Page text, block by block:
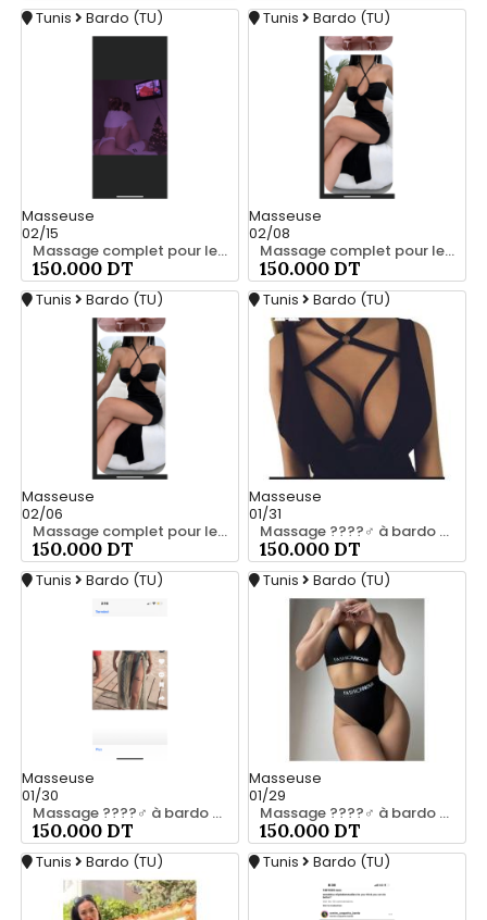
Tunis Bardo (TU)
Masseuse
02/15
Massage complet pour les hommes srd à bardo 55066248
150.000 DT
Tunis Bardo (TU)
Masseuse
02/08
Massage complet pour les hommes srd 55066248
150.000 DT
Tunis Bardo (TU)
Masseuse
02/06
Massage complet pour les hommes srd chez moi 55066248
150.000 DT
Tunis Bardo (TU)
Masseuse
01/31
Massage ????‍♂️ à bardo srd 55066248
150.000 DT
Tunis Bardo (TU)
Masseuse
01/30
Massage ????‍♂️ à bardo srd 20466285
150.000 DT
Tunis Bardo (TU)
Masseuse
01/29
Massage ????‍♂️ à bardo srd chez moi 55066248
150.000 DT
Tunis Bardo (TU) Tunis Bardo (TU)